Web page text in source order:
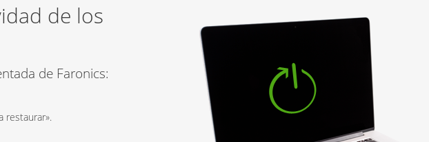
de los
de Faronics:
restaurar».